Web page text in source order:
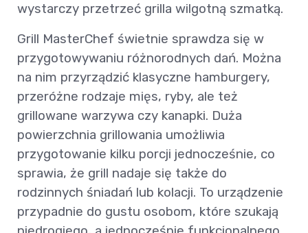
wystarczy przetrzeć grilla wilgotną szmatką.
Grill MasterChef świetnie sprawdza się w
przygotowywaniu różnorodnych dań. Można
na nim przyrządzić klasyczne hamburgery,
przeróżne rodzaje mięs, ryby, ale też
grillowane warzywa czy kanapki. Duża
powierzchnia grillowania umożliwia
przygotowanie kilku porcji jednocześnie, co
sprawia, że grill nadaje się także do
rodzinnych śniadań lub kolacji. To urządzenie
przypadnie do gustu osobom, które szukają